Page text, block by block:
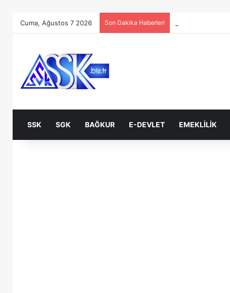
Cuma, Ağustos 7 2026 Son Dakika Haberleri
SSK SGK BAĞKUR E-DEVLET EMEKLILIK